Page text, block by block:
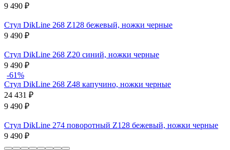
9 490 ₽
Стул DikLine 268 Z128 бежевый, ножки черные
9 490 ₽
Стул DikLine 268 Z20 синий, ножки черные
9 490 ₽
-61%
Стул DikLine 268 Z48 капучино, ножки черные
24 431 ₽
9 490 ₽
Стул DikLine 274 поворотный Z128 бежевый, ножки черные
9 490 ₽